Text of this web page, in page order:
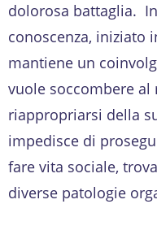
dolorosa battaglia.
conoscenza, iniziato
mantiene un
vuole soccombere
riappropriarsi della
impedisce di
fare vita sociale,
diverse patologie